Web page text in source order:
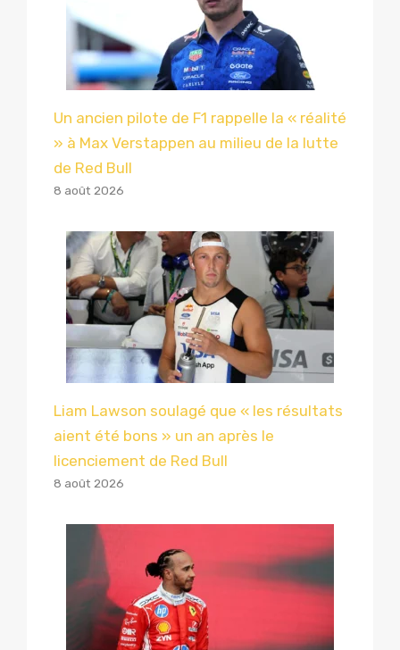
Un ancien pilote de F1 rappelle la « réalité
» à Max Verstappen au milieu de la lutte
de Red Bull
8 août 2026
Liam Lawson soulagé que « les résultats
aient été bons » un an après le
licenciement de Red Bull
8 août 2026